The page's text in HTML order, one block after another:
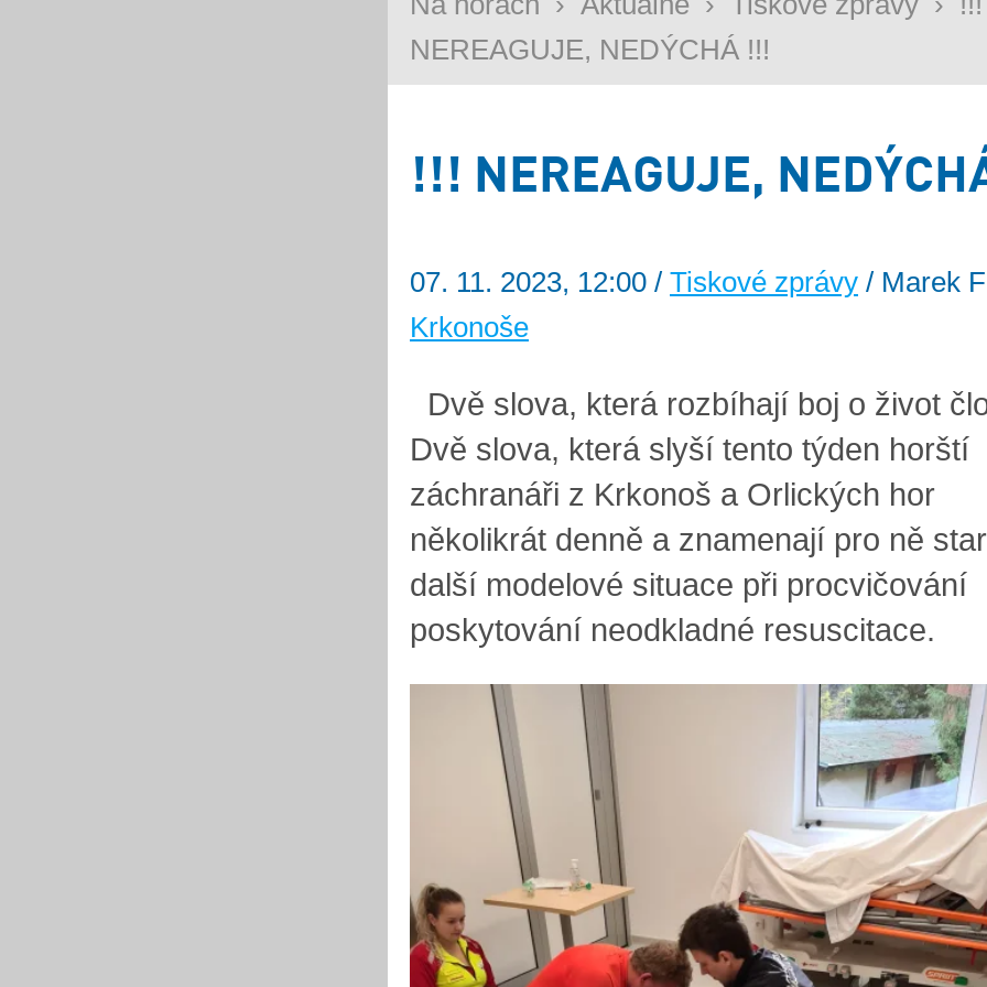
NEREAGUJE, NEDÝCHÁ !!!
!!! NEREAGUJE,
07. 11. 2023, 12:00 / Tiskové zprávy / Marek
Krkonoše
Dvě slova, která rozbíhají boj o život
Dvě slova, která slyší tento týden horští
záchranáři z Krkonoš a Orlických hor
několikrát denně a znamenají pro ně
další modelové situace při procvičování
poskytování neodkladné resuscitace.